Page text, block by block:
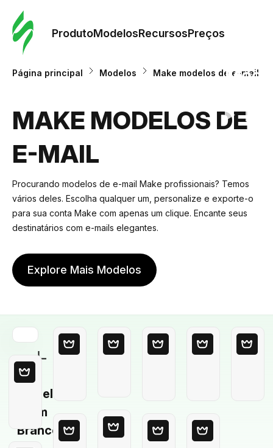
ProdutoModelosRecursosPreços
Página principal Modelos Make modelos de e-mail
MAKE MODELOS DE
E-MAIL
Procurando modelos de e-mail Make profissionais? Temos
vários deles. Escolha qualquer um, personalize e exporte-o
para sua conta Make com apenas um clique. Encante seus
destinatários com e-mails elegantes.
Explore Mais Modelos
Modelo
em
Branco